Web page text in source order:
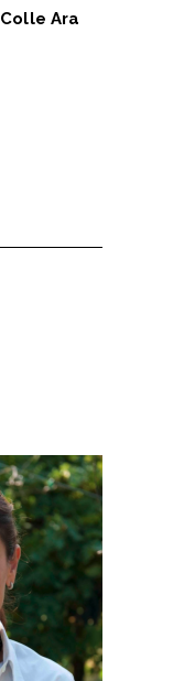
Colle Ara